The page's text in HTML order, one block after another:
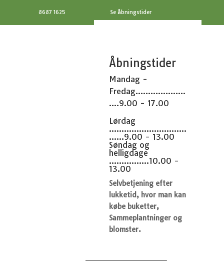
8687 1625 Se åbningstider
Åbningstider
Mandag -
Fredag....................
....9.00 - 17.00
Lørdag
...............................
......9.00 - 13.00
Søndag og
helligdage
................10.00 -
13.00
Selvbetjening efter
lukketid, hvor man kan
købe buketter,
Sammeplantninger og
blomster.